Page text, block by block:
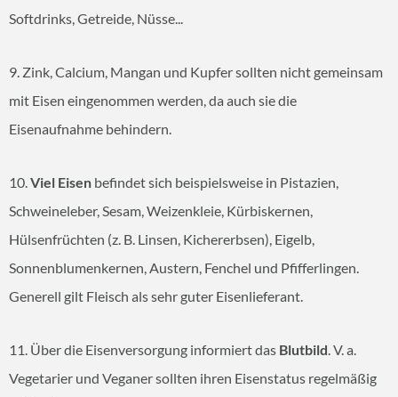
Softdrinks, Getreide, Nüsse...
9. Zink, Calcium, Mangan und Kupfer sollten nicht gemeinsam
mit Eisen eingenommen werden, da auch sie die
Eisenaufnahme behindern.
10.Viel Eisen befindet sich beispielsweise in Pistazien,
Schweineleber, Sesam, Weizenkleie, Kürbiskernen,
Hülsenfrüchten (z. B. Linsen, Kichererbsen), Eigelb,
Sonnenblumenkernen, Austern, Fenchel und Pfifferlingen.
Generell gilt Fleisch als sehr guter Eisenlieferant.
11. Über die Eisenversorgung informiert das Blutbild. V. a.
Vegetarier und Veganer sollten ihren Eisenstatus regelmäßig